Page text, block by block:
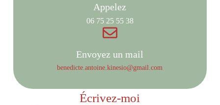
Appelez
06 75 25 55 38
Envoyez un mail
benedicte.antoine.kinesio@gmail.com
Écrivez-moi